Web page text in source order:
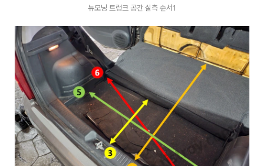
뉴모닝 트렁크 공간 실측 순서1